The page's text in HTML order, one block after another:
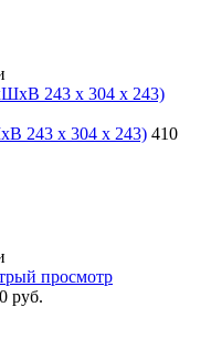
243 х 304 х 243) 410
просмотр
руб.